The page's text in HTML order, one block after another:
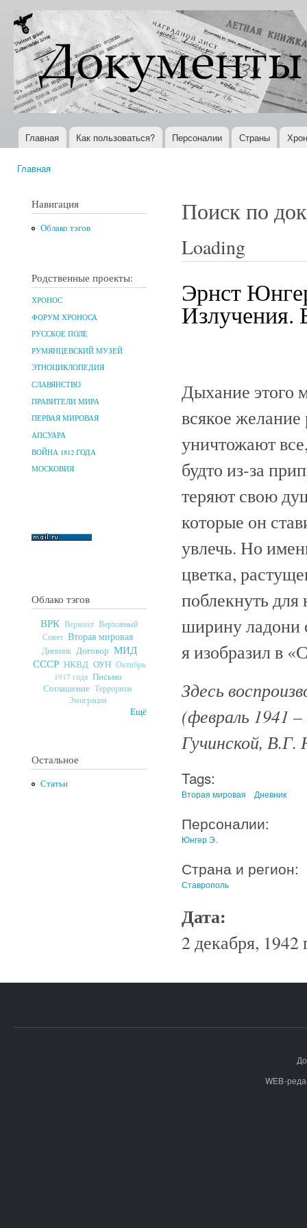
Документы
XX века
Всемирная
история в
Интернете
Главное меню
Главная Как пользоваться? Персоналии Страны
Главная
Навигация
Облако тэгов
Родственные проекты:
ХРОНОС
ФОРУМ ХРОНОСА
РУССКОЕ ПОЛЕ
РУМЯНЦЕВСКИЙ МУЗЕЙ
ЭТНОЦИКЛОПЕДИЯ
СЛАВЯНСТВО
ПРАВИТЕЛИ МИРА
ПЕРВАЯ МИРОВАЯ
АПСУАРА
ВОЙНА 1812 ГОДА
МОСКОВИЯ
Облако тэгов
ВРК Вермахт Верховный
Совет Вторая мировая
Дневник Договор МИД
СССР НКВД ОУН Октябрь
1917 года Письмо
Соглашение Терроризм
Эмиграция
Ещё
Остальное
Статьи
Поиск по
Loading
Эрнст
Излучения.
Дыхание этого
всякое желание
уничтожают
будто из-за
теряют свою
которые он
увлечь. Но
цветка,
поблекнуть для
ширину ладони
я изобразил в
Здесь
(февраль 1941
Гучинской,
Tags:
Вторая мировая Дневник
Персоналии:
Юнгер Э.
Страна и регион:
Ставрополь
Дата:
2 декабря, 1942
WEB-